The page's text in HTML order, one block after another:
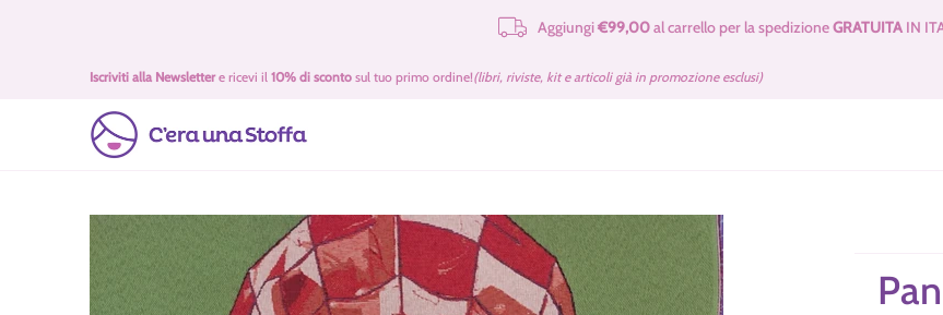
Aggiungi€99,00al carrello per la spedizioneGRATUITAIN
Idee Regalo 🎁 Tessuti
Iscriviti alla Newslettere ricevi il 10% di sconto sul tuo primo ordine!(libri, riviste, kit e articoli già in promozione esclusi)
Passa al contenuto principale